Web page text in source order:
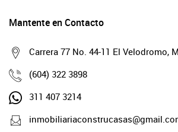
Mantente en Contacto
Carrera 77 No. 44-11 El Velodromo,
(604) 322 3898
311 407 3214